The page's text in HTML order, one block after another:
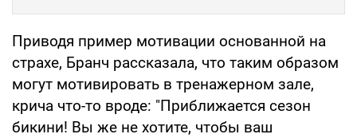
Приводя пример мотивации основанной на
страхе, Бранч рассказала, что таким образом
могут мотивировать в тренажерном зале,
крича что-то вроде: "Приближается сезон
бикини! Вы же не хотите, чтобы ваш